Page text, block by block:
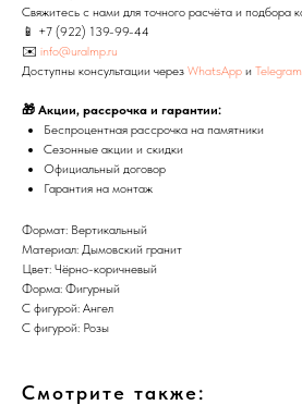
Свяжитесь с нами для точного расчёта и подбора
📱 +7 (922) 139-99-44
✉️ info@uralmp.ru
Доступны консультации через WhatsApp и Telegram
🎁 Акции, рассрочка и гарантии:
Беспроцентная рассрочка на памятники
Сезонные акции и скидки
Официальный договор
Гарантия на монтаж
Формат: Вертикальный
Материал: Дымовский гранит
Цвет: Чёрно-коричневый
Форма: Фигурный
С фигурой: Ангел
С фигурой: Розы
Смотрите также: